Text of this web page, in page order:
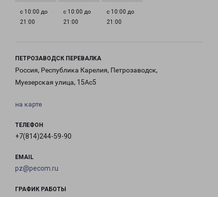
с 10:00 до
21:00
с 10:00 до
21:00
с 10:00 до
21:00
ПЕТРОЗАВОДСК ПЕРЕВАЛКА
Россия, Республика Карелия, Петрозаводск,
Муезерская улица, 15Ас5
на карте
ТЕЛЕФОН
+7(814)244-59-90
EMAIL
pz@pecom.ru
ГРАФИК РАБОТЫ